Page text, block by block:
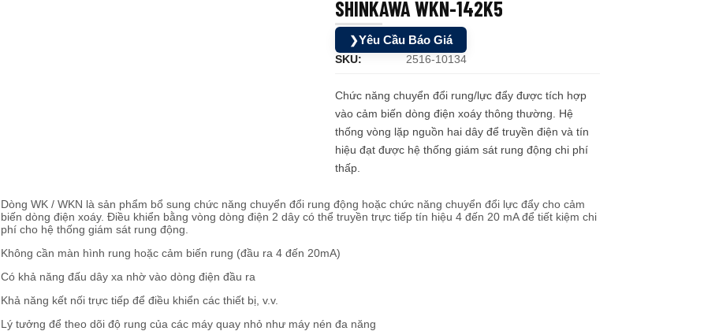
SHINKAWA WKN-142K5
❯Yêu Cầu Báo Giá
SKU: 2516-10134
Chức năng chuyển đổi rung/lực đẩy được tích hợp
vào cảm biến dòng điện xoáy thông thường. Hệ
thống vòng lặp nguồn hai dây để truyền điện và tín
hiệu đạt được hệ thống giám sát rung động chi phí
thấp.
Dòng WK ​​/ WKN là sản phẩm bổ sung chức năng chuyển đổi rung động hoặc chức năng chuyển đổi lực đẩy cho cảm
biến dòng điện xoáy. Điều khiển bằng vòng dòng điện 2 dây có thể truyền trực tiếp tín hiệu 4 đến 20 mA để tiết kiệm chi
phí cho hệ thống giám sát rung động.
Không cần màn hình rung hoặc cảm biến rung (đầu ra 4 đến 20mA)
Có khả năng đấu dây xa nhờ vào dòng điện đầu ra
Khả năng kết nối trực tiếp để điều khiển các thiết bị, v.v.
Lý tưởng để theo dõi độ rung của các máy quay nhỏ như máy nén đa năng